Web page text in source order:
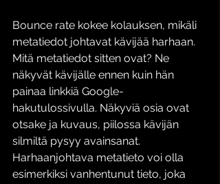
Bounce rate kokee kolauksen, mikäli
metatiedot johtavat kävijää harhaan.
Mitä metatiedot sitten ovat? Ne
näkyvät kävijälle ennen kuin hän
painaa linkkiä Google-
hakutulossivulla. Näkyviä osia ovat
otsake ja kuvaus, piilossa kävijän
silmiltä pysyy avainsanat.
Harhaanjohtava metatieto voi olla
esimerkiksi vanhentunut tieto, joka